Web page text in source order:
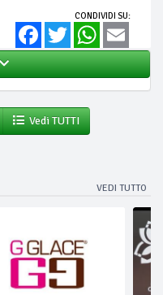
CONDIVIDI SU:
FacebookTwitter WhatsApp
Vedi TUTTI
VEDI TUTTO